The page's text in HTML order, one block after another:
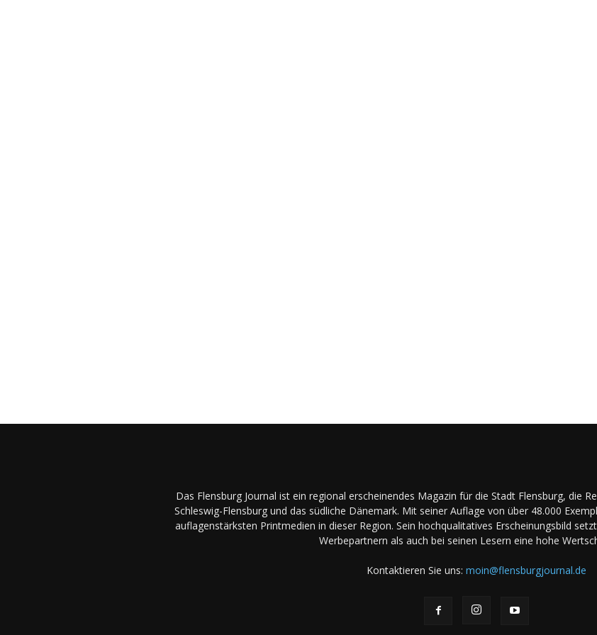
Das Flensburg Journal ist ein regional erscheinendes Magazin für die Stadt Flensburg, die
Schleswig-Flensburg und das südliche Dänemark. Mit seiner Auflage von über 48.000
auflagenstärksten Printmedien in dieser Region. Sein hochqualitatives Erscheinungsbild
Werbepartnern als auch bei seinen Lesern eine hohe
Kontaktieren Sie uns: moin@flensburgjournal.de